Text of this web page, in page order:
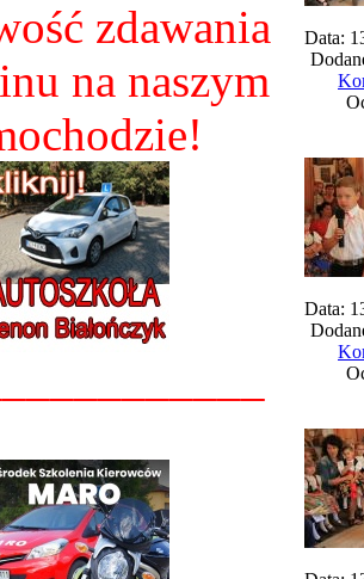
zdawania
na naszym
Data:
Data: